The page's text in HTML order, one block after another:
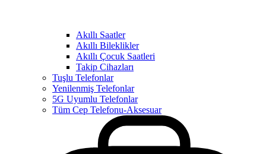
Akıllı Saatler
Akıllı Bileklikler
Akıllı Çocuk Saatleri
Takip Cihazları
Tuşlu Telefonlar
Yenilenmiş Telefonlar
5G Uyumlu Telefonlar
Tüm Cep Telefonu-Aksesuar